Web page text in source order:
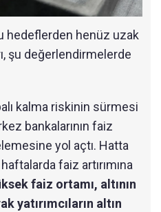
hedeflerden henüz uzak
şu değerlendirmelerde
kalma riskinin sürmesi
bankalarının faiz
yol açtı. Hatta
faiz artırımına
faiz ortamı, altının
yatırımcıların altın